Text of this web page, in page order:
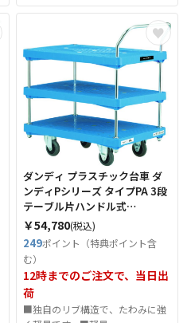
ダンディ プラスチック台車 ダ
ンディPシリーズ タイプPA 3段
テーブル片ハンドル式
W905×D605 （Tcode：
2082345）
￥54,780(税込)
249ポイント（特典ポイント含
む）
12時までのご注文で、当日出
荷
■独自のリブ構造で、たわみに強